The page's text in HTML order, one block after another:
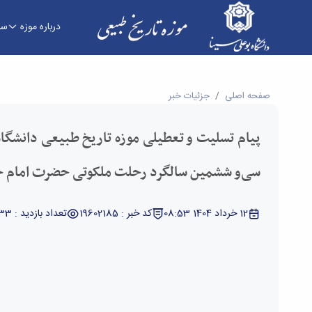
درباره موزه
پیام تسلیت و تعطیلی موزه تاریخ طبیعی
صفحه اصلی جزئیات خبر
پیام تسلیت و تعطیلی موزه تاریخ طبیعی
سی‌و ششمین سالگرد رحلت ملکوتی حضرت امام
12 خرداد 1404 08:53 کد خبر : 19602185 تعداد بازدید : 1333